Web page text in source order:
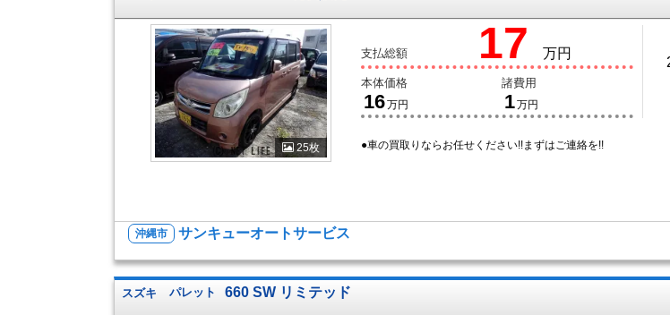
25枚
支払総額 17 万円
本体価格
16万円
諸費用
1万円
●車の買取りならお任せください!!まずはご連絡を!!
沖縄市 サンキューオートサービス
スズキ パレット 660 SW リミテッド